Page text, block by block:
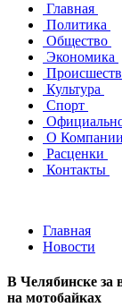
Главная
Политика
Общество
Экономика
Культура
Спорт
О Компании
Расценки
Контакты
Главная
Новости
В Челябинске за
на мотобайках